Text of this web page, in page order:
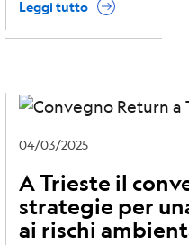
Leggi tutto
04/03/2025
A Trieste il
strategie per
ai rischi